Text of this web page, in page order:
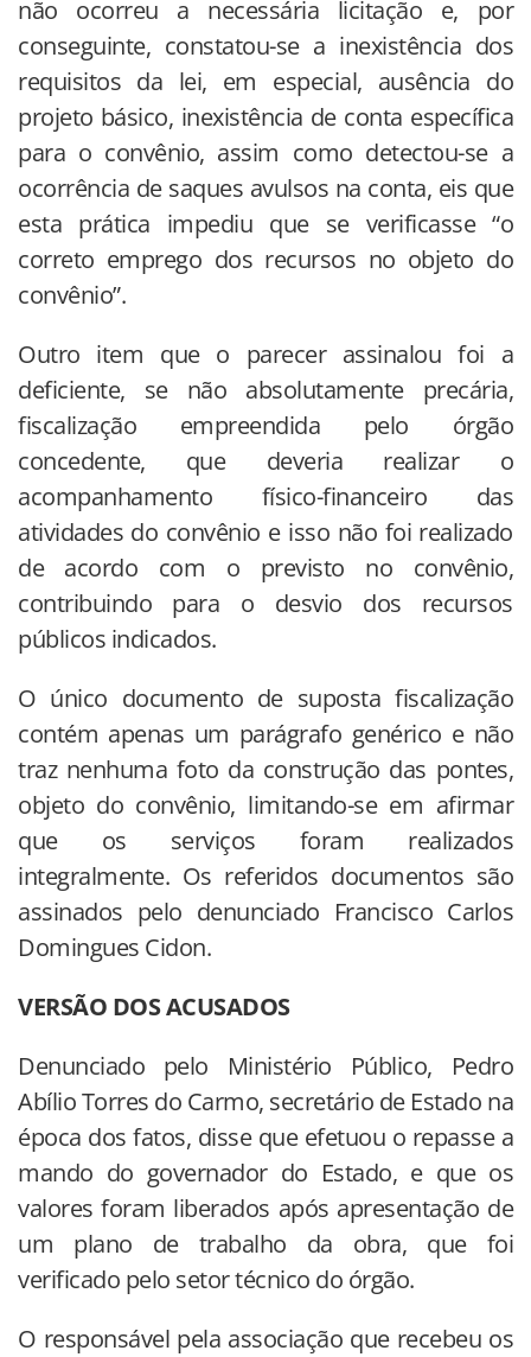
não ocorreu a necessária licitação e, por
conseguinte, constatou-se a inexistência dos
requisitos da lei, em especial, ausência do
projeto básico, inexistência de conta específica
para o convênio, assim como detectou-se a
ocorrência de saques avulsos na conta, eis que
esta prática impediu que se verificasse “o
correto emprego dos recursos no objeto do
convênio”.
Outro item que o parecer assinalou foi a
deficiente, se não absolutamente precária,
fiscalização empreendida pelo órgão
concedente, que deveria realizar o
acompanhamento físico-financeiro das
atividades do convênio e isso não foi realizado
de acordo com o previsto no convênio,
contribuindo para o desvio dos recursos
públicos indicados.
O único documento de suposta fiscalização
contém apenas um parágrafo genérico e não
traz nenhuma foto da construção das pontes,
objeto do convênio, limitando-se em afirmar
que os serviços foram realizados
integralmente. Os referidos documentos são
assinados pelo denunciado Francisco Carlos
Domingues Cidon.
VERSÃO DOS ACUSADOS
Denunciado pelo Ministério Público, Pedro
Abílio Torres do Carmo, secretário de Estado na
época dos fatos, disse que efetuou o repasse a
mando do governador do Estado, e que os
valores foram liberados após apresentação de
um plano de trabalho da obra, que foi
verificado pelo setor técnico do órgão.
O responsável pela associação que recebeu os